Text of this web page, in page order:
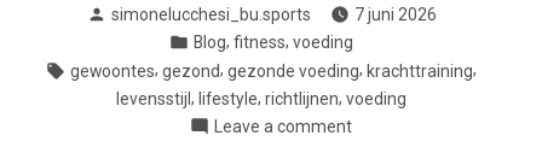
training:
waarom
de
juiste
Posted
simonelucchesi_bu.sports
7 juni 2026
Posted
in
Blog, fitness, voeding
Tags:
gewoontes, gezond, gezonde voeding, krachttraining,
levensstijl , lifestyle, richtlijnen, voeding
Leave a commenton